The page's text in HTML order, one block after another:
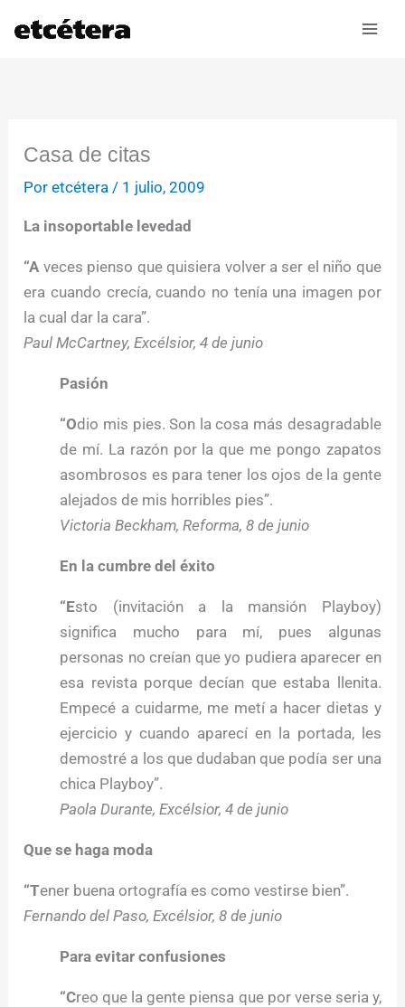
Casa de citas
Poretcétera / 1 julio, 2009
La insoportable levedad
“A veces pienso que quisiera volver a ser el niño que
era cuando crecía, cuando no tenía una imagen por
la cual dar la cara”.
Paul McCartney, Excélsior, 4 de junio
Pasión
“Odio mis pies. Son la cosa más desagradable
de mí. La razón por la que me pongo zapatos
asombrosos es para tener los ojos de la gente
alejados de mis horribles pies”.
Victoria Beckham, Reforma, 8 de junio
En la cumbre del éxito
“Esto (invitación a la mansión Playboy)
significa mucho para mí, pues algunas
personas no creían que yo pudiera aparecer en
esa revista porque decían que estaba llenita.
Empecé a cuidarme, me metí a hacer dietas y
ejercicio y cuando aparecí en la portada, les
demostré a los que dudaban que podía ser una
chica Playboy”.
Paola Durante, Excélsior, 4 de junio
Que se haga moda
“Tener buena ortografía es como vestirse bien”.
Fernando del Paso, Excélsior, 8 de junio
Para evitar confusiones
“Creo que la gente piensa que por verse seria y,